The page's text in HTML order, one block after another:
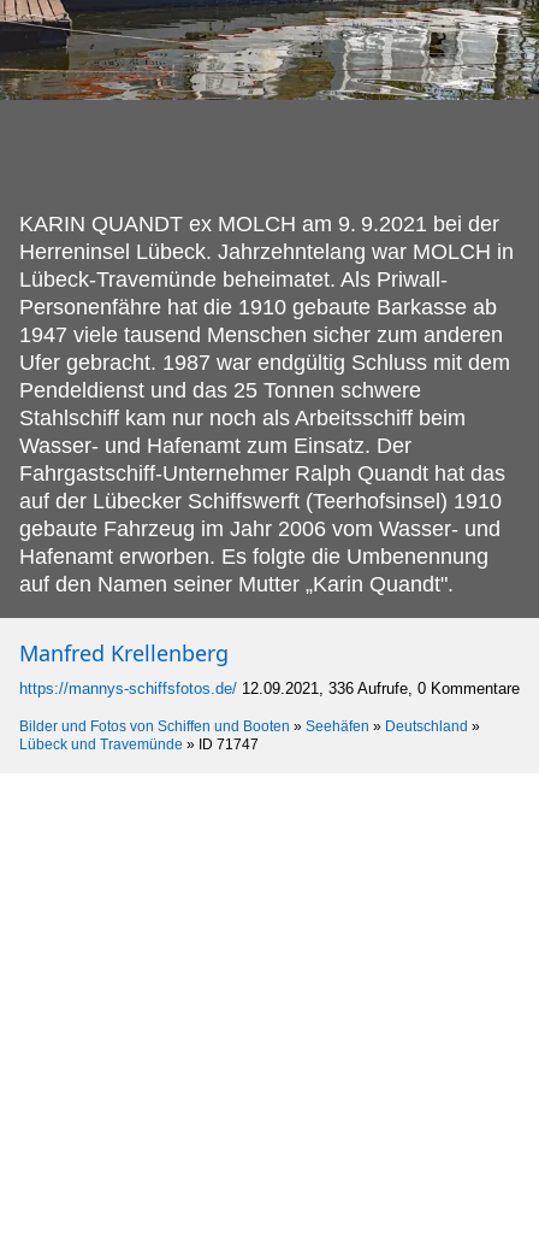
KARIN QUANDT ex MOLCH am 9. 9.2021 bei der
Herreninsel Lübeck. Jahrzehntelang war MOLCH in
Lübeck-Travemünde beheimatet. Als Priwall-
Personenfähre hat die 1910 gebaute Barkasse ab
1947 viele tausend Menschen sicher zum anderen
Ufer gebracht. 1987 war endgültig Schluss mit dem
Pendeldienst und das 25 Tonnen schwere
Stahlschiff kam nur noch als Arbeitsschiff beim
Wasser- und Hafenamt zum Einsatz. Der
Fahrgastschiff-Unternehmer Ralph Quandt hat das
auf der Lübecker Schiffswerft (Teerhofsinsel) 1910
gebaute Fahrzeug im Jahr 2006 vom Wasser- und
Hafenamt erworben. Es folgte die Umbenennung
auf den Namen seiner Mutter „Karin Quandt".
Manfred Krellenberg
https://mannys-schiffsfotos.de/ 12.09.2021, 336 Aufrufe, 0 Kommentare
Bilder und Fotos von Schiffen und Booten » Seehäfen » Deutschland »
Lübeck und Travemünde » ID 71747